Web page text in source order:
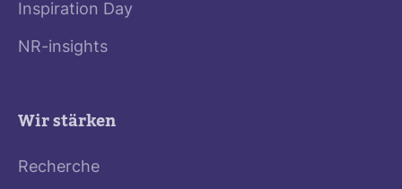
Inspiration Day
NR-insights
Wir stärken
Recherche